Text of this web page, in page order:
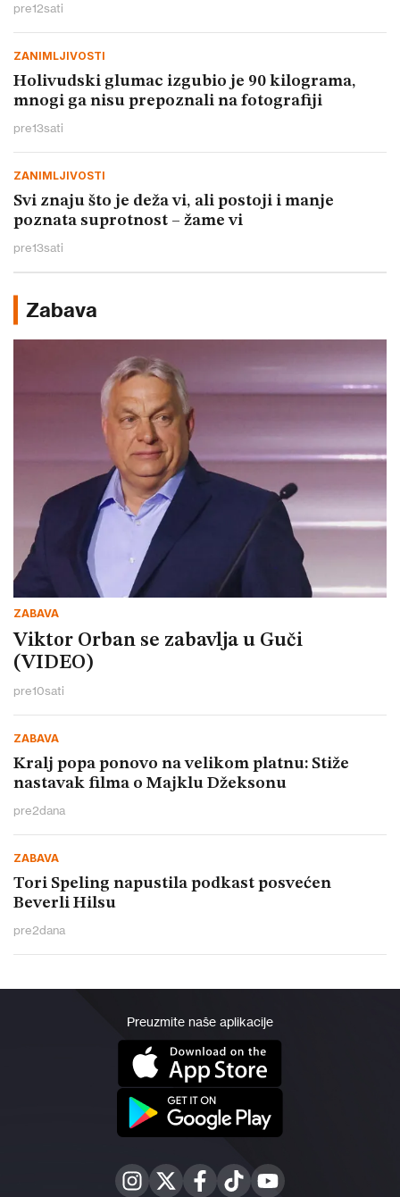
pre12sati
ZANIMLJIVOSTI
Holivudski glumac izgubio je 90 kilograma,
mnogi ga nisu prepoznali na fotografiji
pre13sati
ZANIMLJIVOSTI
Svi znaju što je deža vi, ali postoji i manje
poznata suprotnost – žame vi
pre13sati
Zabava
ZABAVA
Viktor Orban se zabavlja u Guči
(VIDEO)
pre10sati
ZABAVA
Kralj popa ponovo na velikom platnu: Stiže
nastavak filma o Majklu Džeksonu
pre2dana
ZABAVA
Tori Speling napustila podkast posvećen
Beverli Hilsu
pre2dana
Preuzmite naše aplikacije